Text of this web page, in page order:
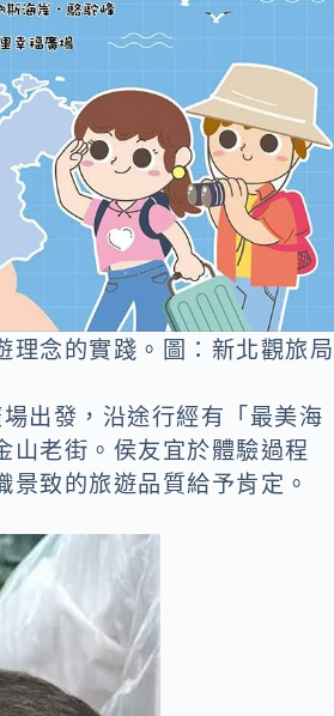
理念的實踐。圖：新北觀旅局
出發，沿途行經有「最美海
山老街。侯友宜於體驗過程
致的旅遊品質給予肯定。